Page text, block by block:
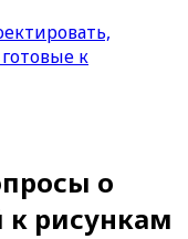
к
о
к рисункам